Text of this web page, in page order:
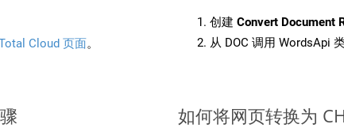
Cloud 页面。
创建 Convert Document
从 DOC 调用 WordsApi
如何将网页转换为